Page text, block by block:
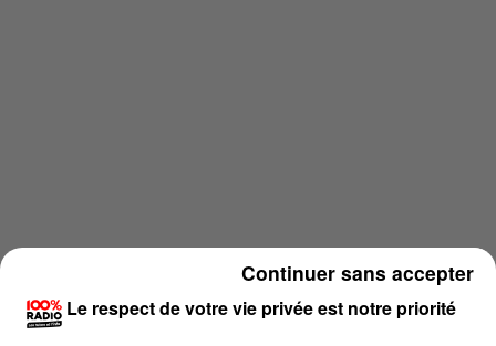
Le respect de votre vie privée est notre priorité
Continuer sans accepter